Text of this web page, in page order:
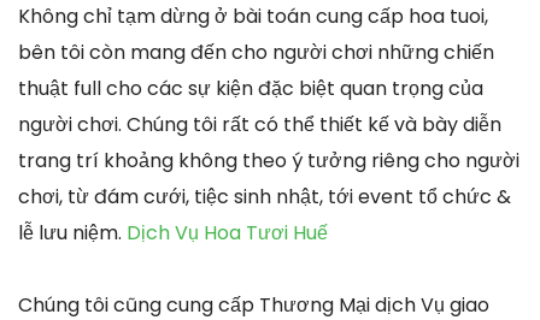
Không chỉ tạm dừng ở bài toán cung cấp hoa tuoi,
bên tôi còn mang đến cho người chơi những chiến
thuật full cho các sự kiện đặc biệt quan trọng của
người chơi. Chúng tôi rất có thể thiết kế và bày diễn
trang trí khoảng không theo ý tưởng riêng cho người
chơi, từ đám cưới, tiệc sinh nhật, tới event tổ chức &
lễ lưu niệm. Dịch Vụ Hoa Tươi Huế
Chúng tôi cũng cung cấp Thương Mại dịch Vụ giao